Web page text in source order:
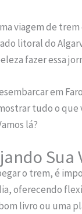
viagem de
litoral do
fazer essa
em
tudo o que
lá?
Sua
o trem, é
oferecendo
livro ou uma